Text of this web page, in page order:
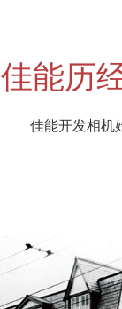
佳能历
佳能开发相机